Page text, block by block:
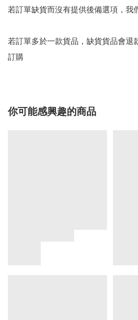
若訂單缺貨而沒有提供後備選項，我
若訂單多於一款貨品，缺貨貨品會退
你可能感興趣的商品